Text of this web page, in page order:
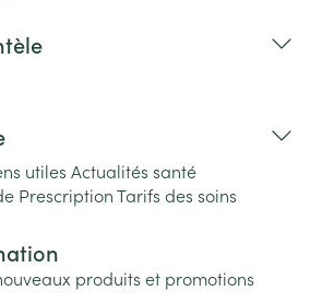
utiles Actualités santé
PrescriptionTarifs des soins
produits et promotions